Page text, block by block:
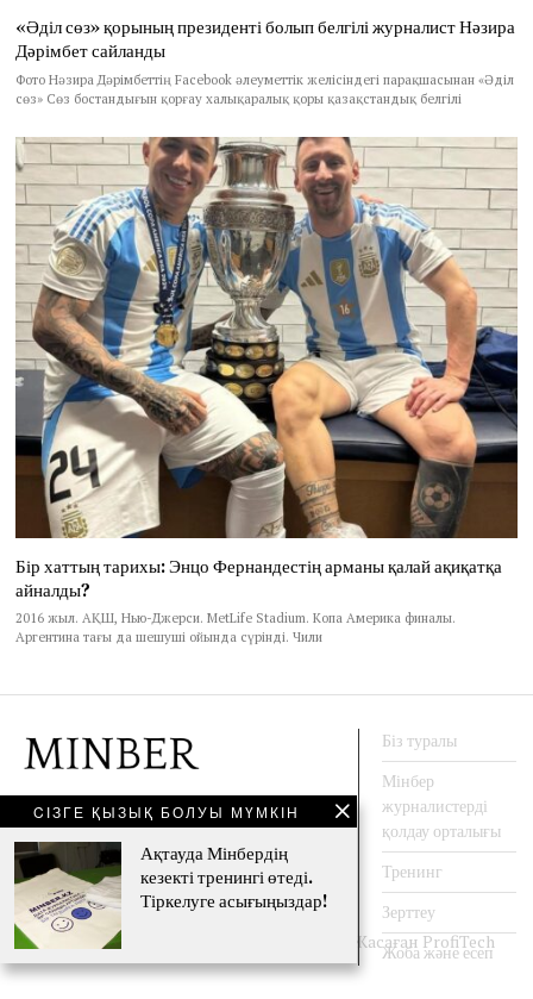
«Әділ сөз» қорының президенті болып белгілі журналист Нәзира
Дәрімбет сайланды
Фото Нәзира Дәрімбеттің Facebook әлеуметтік желісіндегі парақшасынан «Әділ
сөз» Сөз бостандығын қорғау халықаралық қоры қазақстандық белгілі
Бір хаттың тарихы: Энцо Фернандестің арманы қалай ақиқатқа
айналды?
2016 жыл. АҚШ, Нью-Джерси. MetLife Stadium. Копа Америка финалы.
Аргентина тағы да шешуші ойында сүрінді. Чили
CІЗГЕ ҚЫЗЫҚ БОЛУЫ МҮМКІН
Ақтауда Мінбердің
кезекті тренингі өтеді.
Тіркелуге асығыңыздар!
АҚПАРАТ АГЕНТТЕГІ
Facebook
TwitterInstagram
YouTube
© 2009-2020 - Барлық құқықтар сақталған. Жасаған ProfiTech
Біз туралы
Мінбер
журналистерді
қолдау орталығы
Тренинг
Зерттеу
Жоба және есеп